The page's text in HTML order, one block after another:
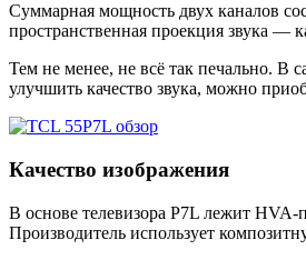
Суммарная мощность двух каналов
пространственная проекция звука —
Тем не менее, не всё так печально. В
улучшить качество звука, можно
Качество изображения
В основе телевизора P7L лежит HVA-
Производитель использует